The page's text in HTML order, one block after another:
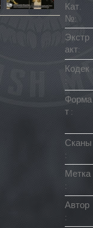
Кат.
№:
Экстр
акт:
Кодек
:
Форма
т :
Сканы
:
Метка
:
Автор
: